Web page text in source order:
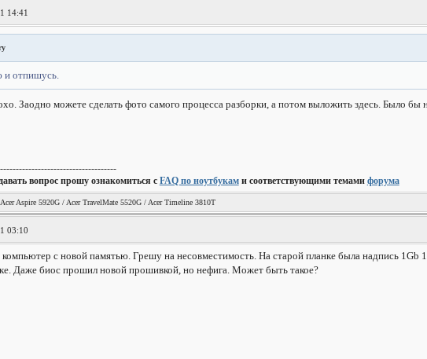
14:41
и отпишусь.
Заодно можете сделать фото самого процесса разборки, а потом выложить здесь. Было бы
вопрос прошу ознакомиться с FAQ по ноутбуками соответствующими темами форума
Aspire 5920G / Acer TravelMate 5520G / Acer Timeline 3810T
03:10
компьютер с новой памятью. Грешу на несовместимость. На старой планке была надпись 1Gb
Даже биос прошил новой прошивкой, но нефига. Может быть такое?